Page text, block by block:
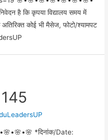
है कि कृपया विद्यालय समय में
कोई भी मैसेज, फोटो/श्यामपट
*दिनांक/Date: